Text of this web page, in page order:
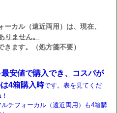
カル（遠近両用）は、現在、
りません。
ます。（処方箋不要）
最安値で購入でき、コスパが
4箱購入時です。表を見てくだ
チフォーカル（遠近両用）も4箱購